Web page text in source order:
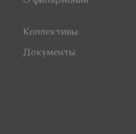
Коллективы
Документы